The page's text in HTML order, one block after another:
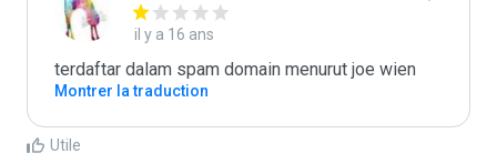
il y a 16 ans
terdaftar dalam spam domain menurut joe wien
Montrer la traduction
Utile